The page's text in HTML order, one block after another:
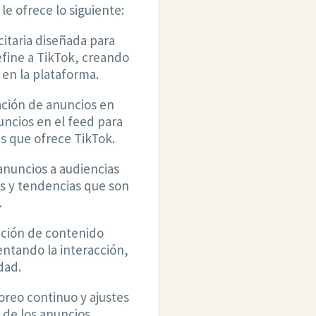
le ofrece lo siguiente:
diseñada para
a TikTok, creando
la plataforma.
de anuncios en
en el feed para
que ofrece TikTok.
a audiencias
y tendencias que son
de contenido
la interacción,
continuo y ajustes